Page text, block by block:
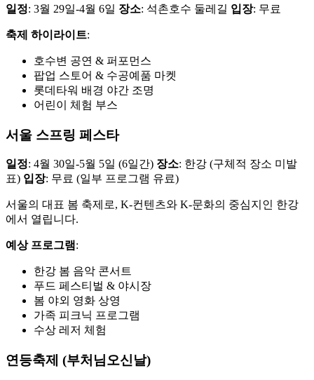
일정: 3월 29일-4월 6일 장소: 석촌호수 둘레길 입장: 무료
축제 하이라이트:
호수변 공연 & 퍼포먼스
팝업 스토어 & 수공예품 마켓
롯데타워 배경 야간 조명
어린이 체험 부스
서울 스프링 페스타
일정: 4월 30일-5월 5일 (6일간) 장소: 한강 (구체적 장소 미발
표) 입장: 무료 (일부 프로그램 유료)
서울의 대표 봄 축제로, K-컨텐츠와 K-문화의 중심지인 한강
에서 열립니다.
예상 프로그램:
한강 봄 음악 콘서트
푸드 페스티벌 & 야시장
봄 야외 영화 상영
가족 피크닉 프로그램
수상 레저 체험
연등축제 (부처님오신날)